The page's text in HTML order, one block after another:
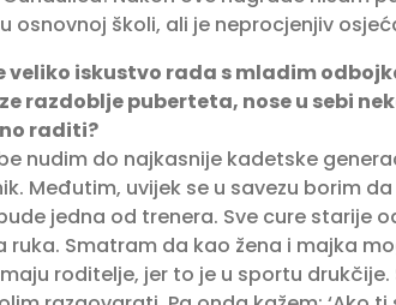
osnovnoj školi, ali je neprocjenjiv
veliko iskustvo rada s mladim
razdoblje puberteta, nose u sebi
raditi?
nudim do najkasnije kadetske
Međutim, uvijek se u savezu borim
jedna od trenera. Sve cure starije
ruka. Smatram da kao žena i majka
roditelje, jer to je u sportu